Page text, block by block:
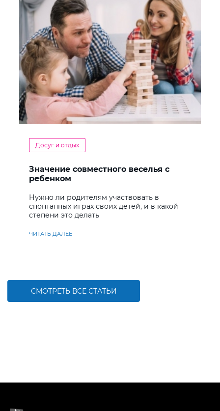
Досуг и отдых
Значение совместного веселья с
ребенком
Нужно ли родителям участвовать в
спонтанных играх своих детей, и в какой
степени это делать
ЧИТАТЬ ДАЛЕЕ
СМОТРЕТЬ ВСЕ СТАТЬИ